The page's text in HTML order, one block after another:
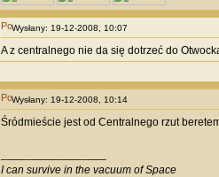
Wysłany: 19-12-2008, 10:07
A z centralnego nie da się dotrzeć do
Wysłany: 19-12-2008, 10:14
Śródmieście jest od Centralnego rzut
I can survive in the vacuum of Space